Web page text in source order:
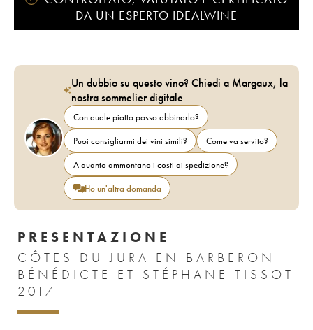
DA UN ESPERTO IDEALWINE
Un dubbio su questo vino? Chiedi a Margaux, la
nostra sommelier digitale
Con quale piatto posso abbinarlo?
Puoi consigliarmi dei vini simili?
Come va servito?
A quanto ammontano i costi di spedizione?
Ho un'altra domanda
PRESENTAZIONE
CÔTES DU JURA EN BARBERON
BÉNÉDICTE ET STÉPHANE TISSOT
2017